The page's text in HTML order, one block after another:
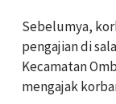
Sebelumya,
pengajian di
Kecamatan
mengajak